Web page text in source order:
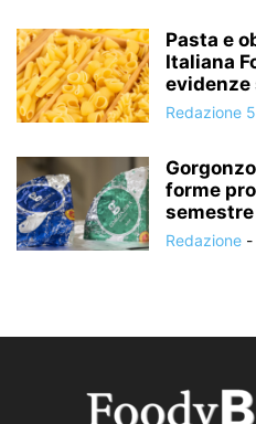
Pasta e
Italiana
Redazione 5
forme
semestre
Redazione -